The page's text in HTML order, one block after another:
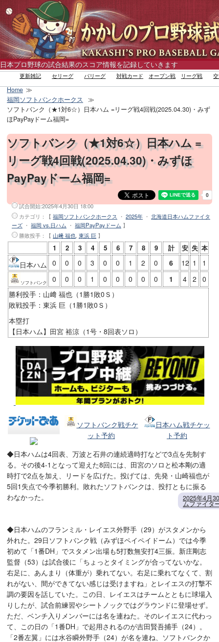
日本プロ野球の試合結果のスコア情報を記録していきます
更新雑記 セリーグ パリーグ 対戦カード オープン戦 リーグ戦
Home
福岡ソフトバンクホークス
ソフトバンク（★1対6☆）日本ハム =リーグ戦4回戦(2025.04.30)・みず
ほPayPayドーム福岡=
ソフトバンク（★1対6☆）日本ハム =
リーグ戦4回戦(2025.04.30)・みずほ
PayPayドーム福岡=
試合開始:2025年4月30日 18:00
カテゴリ：【 福岡ソフトバンクホークス ・ 2025年 ・ 北海道日本ハムファイタ
ーズ ・ 福岡 vs.日ハム ・ 福岡PayPayドーム 】
勝敗投手 ：【 山﨑 福也, 東浜 巨 】
1 2 3 4 5 6 7 8 9 計 安 失 本
日本ハム 0 0 0 3 0 0 1 2 0 6 12 1 1
ソフトバンク 0 0 0 1 0 0 0 0 0 1 4 2
0
勝利投手：山﨑 福也（1勝1敗0Ｓ）
敗戦投手：東浜 巨（1勝1敗0Ｓ）
本塁打
【日本ハム】田宮 裕涼（1号・8回表ソロ）
ソフトバンク戦チケ
ット予約
日本ハム戦チケッ
ト予約
◆日本ハムは4回表、万波と石井の連続適時打などで3点を先制す
る。その後4-1となって迎えた8回には、田宮のソロと松本剛の適
時打で2点を加え、リードを広げた。投げては、先発・山崎福也が
5回1失点で今季初勝利。敗れたソフトバンクは、投打ともに振る
わなかった。
2025年4月
ムファイタ
◆日本ハムのフランミル・レイエス外野手（29）がスタメンから
外れた。29日ソフトバンク戦（みずほペイペイドーム）では今季
初めて「1番DH」でスタメン出場も5打数無安打4三振。新庄剛志
監督（53）は試合後に「ちょっとタイミングが合ってないかな。
右足に、あんまり（体重が）乗れてない。右足に乗れてなくて、割
れがない、間ができてない感じは受けますね」とレイエスの打撃不
調の要因を話していた。この日、レイエスはチームとともに球場入
りしたが、試合前練習やシートノックではグラウンドに登場せず。
ただ、ベンチ入りメンバーには名を連ねた。そのレイエスに代わっ
て、この日の「1番DH」で起用されるのが吉田賢吾捕手（24）。
「2番左翼」には水谷瞬外野手（24）が名を連ね、ソフトバンクか